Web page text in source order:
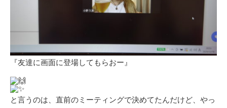
『友達に画面に登場してもらおー』
と言うのは、直前のミーティングで決めてたんだけど、やっ